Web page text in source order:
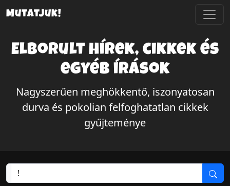
Mutatjuk!
Elborult hírek, cikkek és
egyéb írások
Nagyszerűen meghökkentő, iszonyatosan
durva és pokolian felfoghatatlan cikkek
gyűjteménye